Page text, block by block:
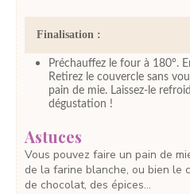
Finalisation :
Préchauffez le four à 180°.
Retirez le couvercle sans
pain de mie. Laissez-le
dégustation !
Astuces
Vous pouvez faire un pain de mie classique en utilisant que
de la farine blanche, ou bien le
de chocolat, des épices...